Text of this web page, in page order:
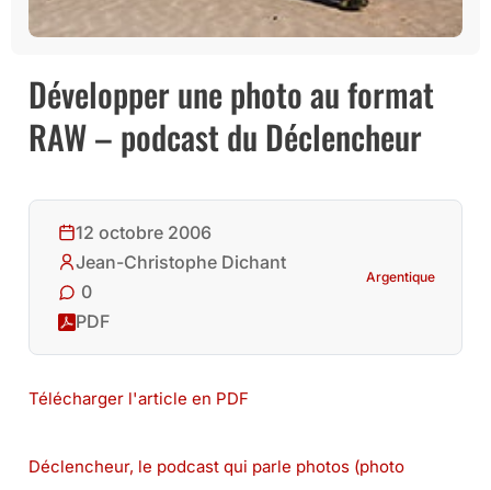
Développer une photo au format
RAW – podcast du Déclencheur
12 octobre 2006
Jean-Christophe Dichant
0
PDF
Argentique
Télécharger l'article en PDF
Déclencheur, le podcast qui parle photos (photo